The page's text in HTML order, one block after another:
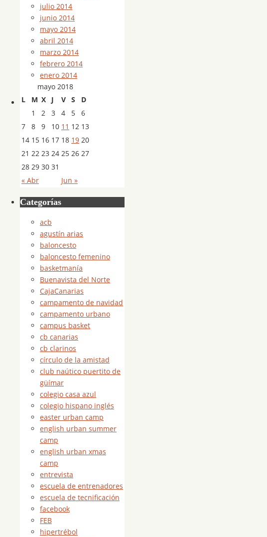
julio 2014
junio 2014
mayo 2014
abril 2014
marzo 2014
febrero 2014
enero 2014
mayo 2018
L
M X J V S D
« Abr Jun »
1 2 3 4 5
6
7
8 9 10 11 12 13
14 15 16 17 18 19 20
21 22 23 24 25 26 27
28 29 30 31
Categorías
acb
agustín arias
baloncesto
baloncesto femenino
basketmanía
Buenavista del Norte
CajaCanarias
campamento de navidad
campamento urbano
campus basket
cb canarias
cb clarinos
círculo de la amistad
club naútico puertito de
güímar
colegio casa azul
colegio hispano inglés
easter urban camp
english urban summer
camp
english urban xmas
camp
entrevista
escuela de entrenadores
escuela de tecnificación
facebook
FEB
hipertrébol